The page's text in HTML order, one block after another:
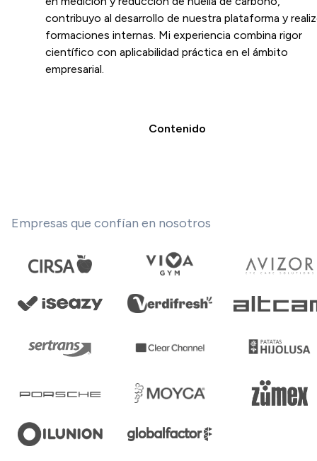
contribuyo al desarrollo de nuestra plataforma y
formaciones internas. Mi experiencia combina rigor
científico con aplicabilidad práctica en el ámbito
empresarial.
Contenido
Empresas que confían en nosotros